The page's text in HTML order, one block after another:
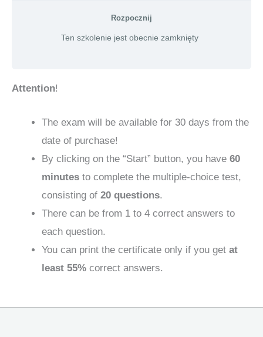
Rozpocznij
Ten szkolenie jest obecnie zamknięty
Attention!
The exam will be available for 30 days from the
date of purchase!
By clicking on the “Start” button, you have 60
minutes to complete the multiple-choice test,
consisting of 20 questions.
There can be from 1 to 4 correct answers to
each question.
You can print the certificate only if you get at
least 55% correct answers.